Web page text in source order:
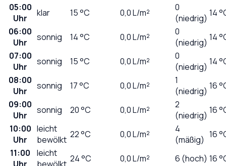
05:00
Uhr
klar 15°C 0,0L/m²
0
(niedrig) 14
06:00
Uhr
sonnig 14°C 0,0L/m²
0
(niedrig) 14
07:00
Uhr
sonnig 15°C 0,0L/m²
0
(niedrig) 14
08:00
Uhr
sonnig 17°C 0,0L/m²
1
(niedrig) 16
09:00
Uhr
sonnig 20°C 0,0L/m²
2
(niedrig) 16
10:00
Uhr
leicht
bewölkt 22°C 0,0L/m²
4
(mäßig) 16
11:00
leicht
24°C 0,0L/m² 6 (hoch) 16